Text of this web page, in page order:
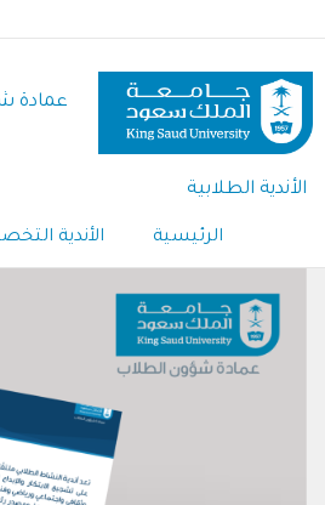
المحتوى
الرئيسي
عمادة
الأندية الطلابية
الرئيسية الأندية